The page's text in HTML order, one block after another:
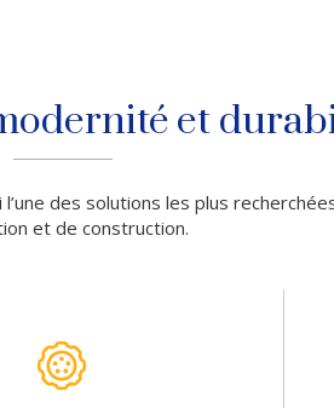
et
l’une des solutions les plus
et de construction.